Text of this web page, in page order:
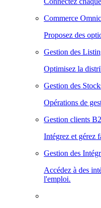
Commerce
Proposez des
Gestion des
Optimisez la
Gestion des
Opérations de
Gestion clients
Intégrez et gérez
Gestion des
Accédez à des
l'emploi.